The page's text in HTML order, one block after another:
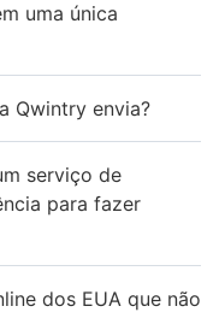
uma única
Qwintry envia?
serviço de
para fazer
dos EUA que não